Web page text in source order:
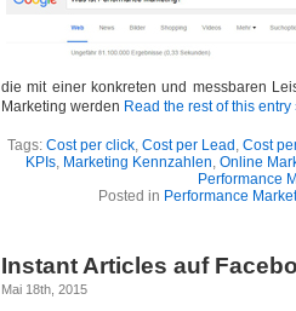
die mit einer konkreten und messbaren
Marketing werden Read the rest of this entry
Tags: Cost per click, Cost per Lead , Cost
KPIs, Marketing Kennzahlen, Online
Performance
Posted in Performance
Instant Articles auf
Mai 18th, 2015